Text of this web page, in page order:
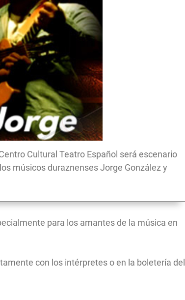
Cultural Teatro Español será escenario
músicos duraznenses Jorge González y
para los amantes de la música en
con los intérpretes o en la boletería del